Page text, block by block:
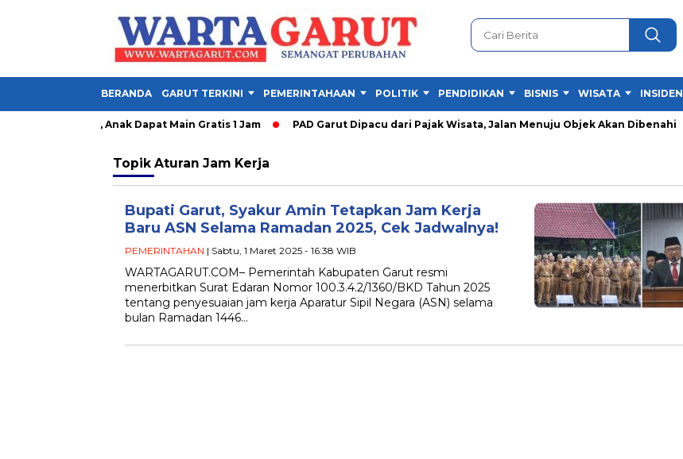
BERANDA GARUT TERKINI PEMERINTAHAAN POLITIK PENDIDIKAN BISNIS WISATA INSIDEN
Garut Dibuka, Anak Dapat Main Gratis 1 Jam PAD Garut Dipacu dari Pajak Wisata, Jalan Menuju Objek Akan Dibenahi
Topik Aturan Jam Kerja
Bupati Garut, Syakur Amin Tetapkan Jam Kerja
Baru ASN Selama Ramadan 2025, Cek Jadwalnya!
PEMERINTAHAN | Sabtu, 1 Maret 2025 - 16:38 WIB
WARTAGARUT.COM– Pemerintah Kabupaten Garut resmi
menerbitkan Surat Edaran Nomor 100.3.4.2/1360/BKD Tahun 2025
tentang penyesuaian jam kerja Aparatur Sipil Negara (ASN) selama
bulan Ramadan 1446…